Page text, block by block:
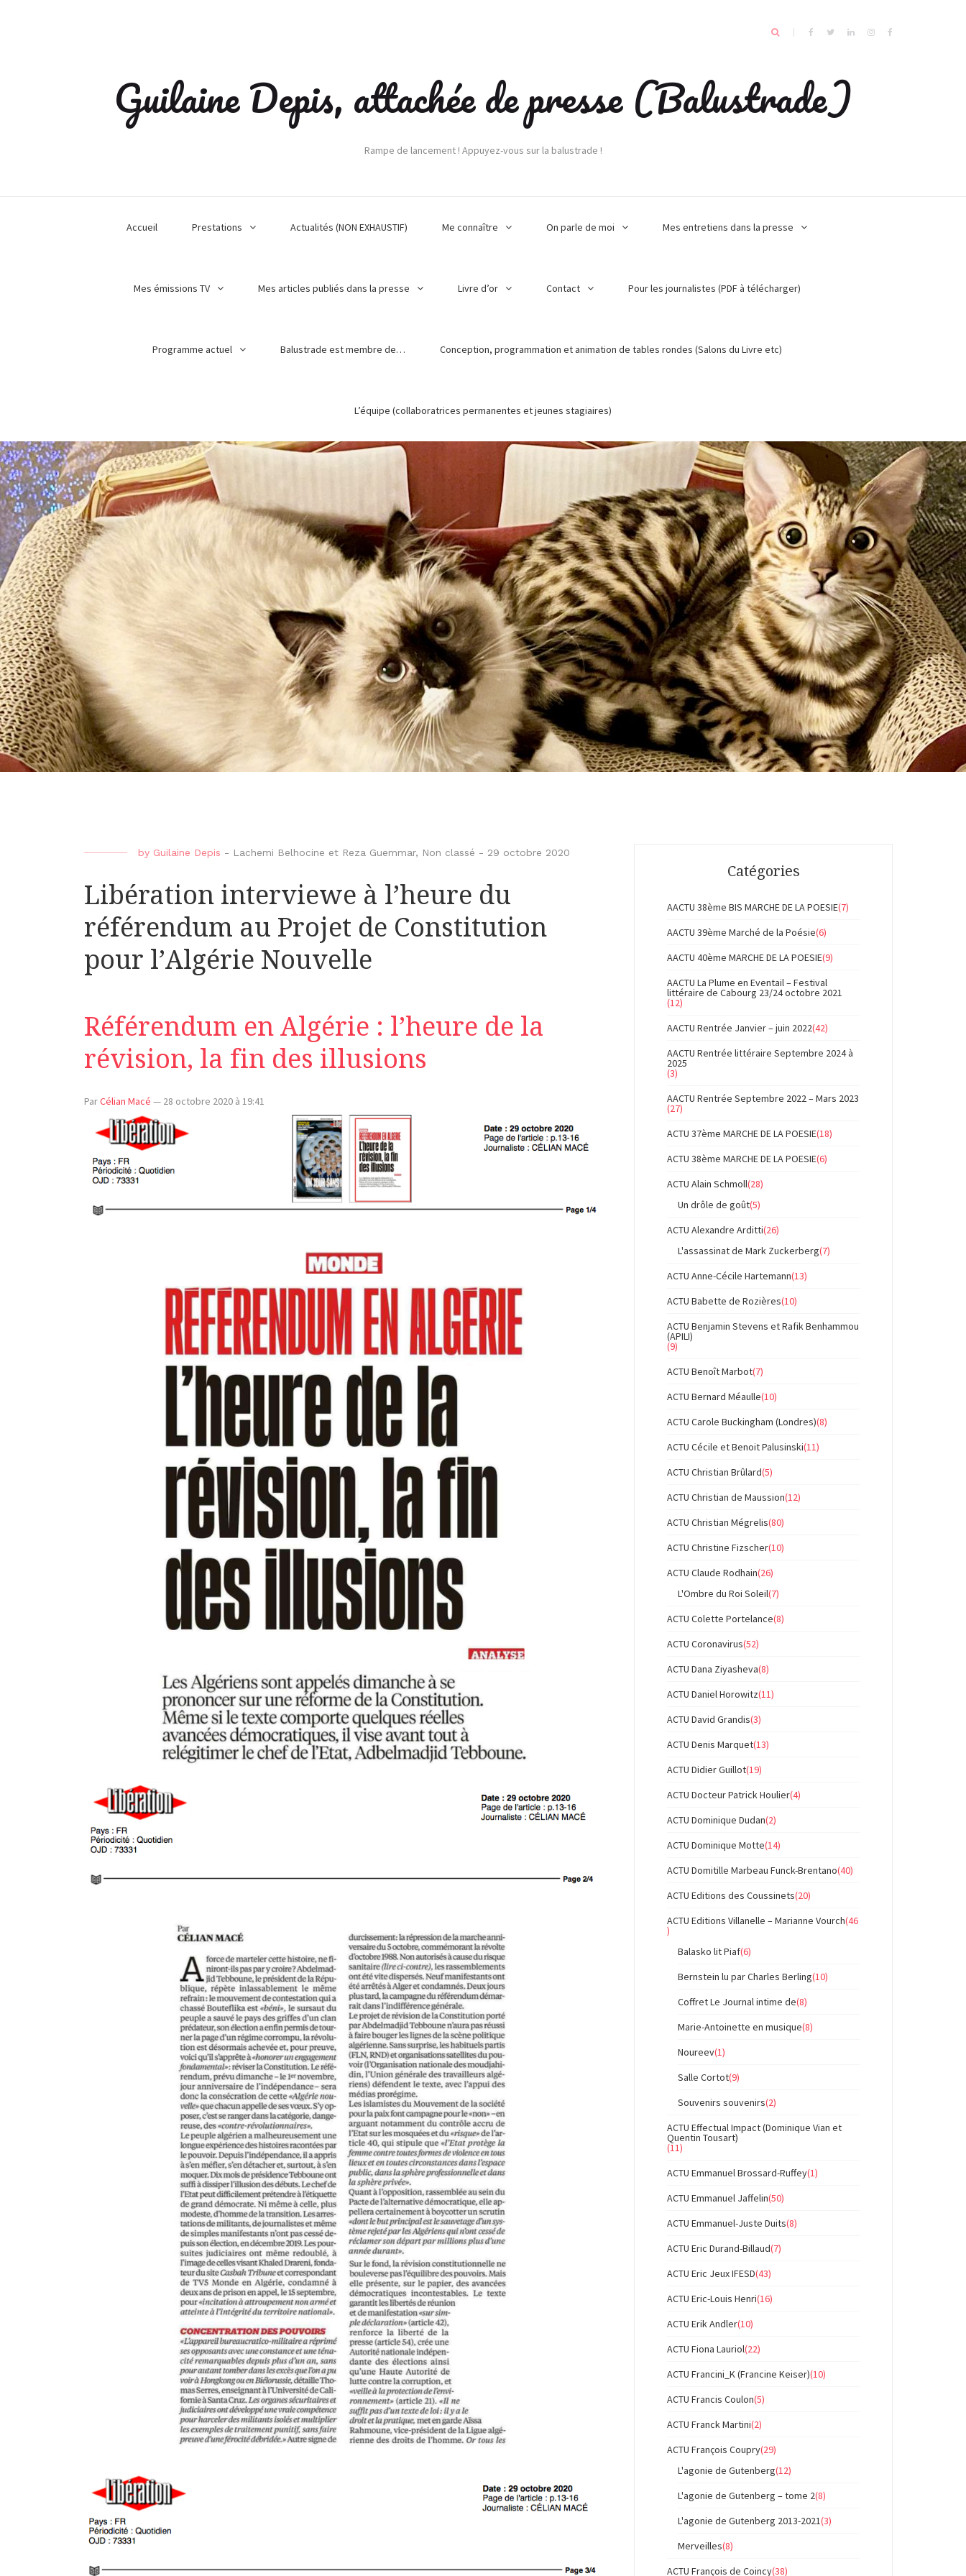
Guilaine Depis, attachée de presse (Balustrade)
Rampe de lancement ! Appuyez-vous sur la balustrade !
Accueil Prestations Actualités (NON EXHAUSTIF) Me connaître On parle de moi Mes entretiens dans la presse
Mes émissions TV Mes articles publiés dans la presse Livre d’or Contact Pour les journalistes (PDF à télécharger)
Programme actuel Balustrade est membre de… Conception, programmation et animation de tables rondes (Salons du Livre etc)
L’équipe (collaboratrices permanentes et jeunes stagiaires)
by Guilaine Depis - Lachemi Belhocine et Reza Guemmar, Non classé - 29 octobre 2020
Libération interviewe à l’heure du
référendum au Projet de Constitution
pour l’Algérie Nouvelle
Référendum en Algérie : l’heure de la
révision, la fin des illusions
ParCélian Macé — 28 octobre 2020 à 19:41
Catégories
AACTU 38ème BIS MARCHE DE LA POESIE(7)
AACTU 39ème Marché de la Poésie(6)
AACTU 40ème MARCHE DE LA POESIE(9)
AACTU La Plume en Eventail – Festival
littéraire de Cabourg 23/24 octobre 2021
(12)
AACTU Rentrée Janvier – juin 2022(42)
AACTU Rentrée littéraire Septembre 2024 à
2025
(3)
AACTU Rentrée Septembre 2022 – Mars 2023
(27)
ACTU 37ème MARCHE DE LA POESIE(18)
ACTU 38ème MARCHE DE LA POESIE(6)
ACTU Alain Schmoll(28)
Un drôle de goût(5)
ACTU Alexandre Arditti(26)
L'assassinat de Mark Zuckerberg(7)
ACTU Anne-Cécile Hartemann(13)
ACTU Babette de Rozières(10)
ACTU Benjamin Stevens et Rafik Benhammou
(APILI)
(9)
ACTU Benoît Marbot(7)
ACTU Bernard Méaulle(10)
ACTU Carole Buckingham (Londres)(8)
ACTU Cécile et Benoit Palusinski(11)
ACTU Christian Brûlard(5)
ACTU Christian de Maussion(12)
ACTU Christian Mégrelis(80)
ACTU Christine Fizscher(10)
ACTU Claude Rodhain(26)
L'Ombre du Roi Soleil(7)
ACTU Colette Portelance(8)
ACTU Coronavirus(52)
ACTU Dana Ziyasheva(8)
ACTU Daniel Horowitz(11)
ACTU David Grandis(3)
ACTU Denis Marquet(13)
ACTU Didier Guillot(19)
ACTU Docteur Patrick Houlier(4)
ACTU Dominique Dudan(2)
ACTU Dominique Motte(14)
ACTU Domitille Marbeau Funck-Brentano(40)
ACTU Editions des Coussinets(20)
ACTU Editions Villanelle – Marianne Vourch(46
)
Balasko lit Piaf(6)
Bernstein lu par Charles Berling(10)
Coffret Le Journal intime de(8)
Marie-Antoinette en musique(8)
Noureev(1)
Salle Cortot(9)
Souvenirs souvenirs(2)
ACTU Effectual Impact (Dominique Vian et
Quentin Tousart)
(11)
ACTU Emmanuel Brossard-Ruffey(1)
ACTU Emmanuel Jaffelin(50)
ACTU Emmanuel-Juste Duits(8)
ACTU Eric Durand-Billaud(7)
ACTU Eric Jeux IFESD(43)
ACTU Eric-Louis Henri(16)
ACTU Erik Andler(10)
ACTU Fiona Lauriol(22)
ACTU Francini_K (Francine Keiser)(10)
ACTU Francis Coulon(5)
ACTU Franck Martini(2)
ACTU François Coupry(29)
L'agonie de Gutenberg(12)
L'agonie de Gutenberg – tome 2(8)
L'agonie de Gutenberg 2013-2021(3)
Merveilles(8)
ACTU François de Coincy(38)